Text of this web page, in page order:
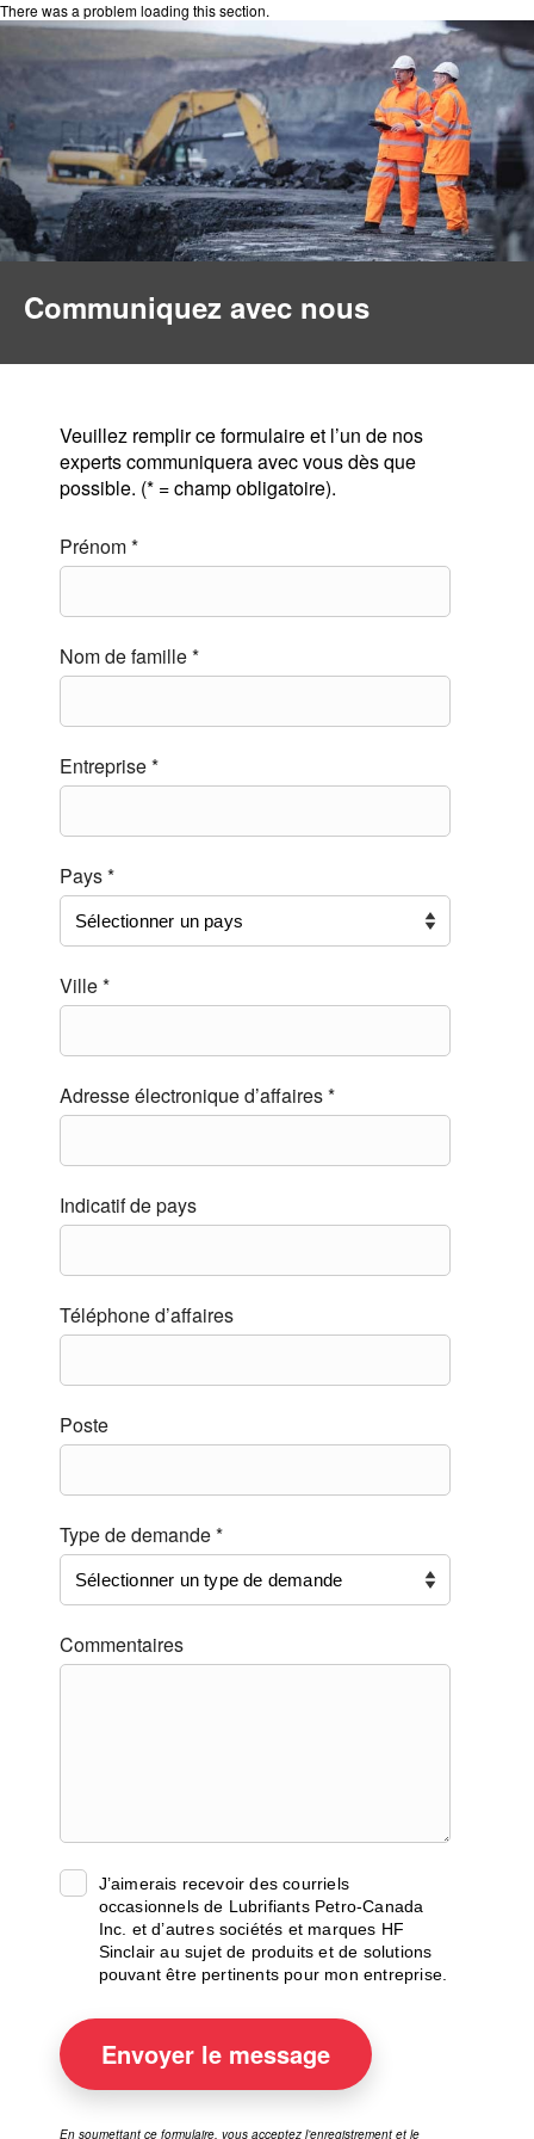
There was a problem loading this section.
Communiquez avec nous
Veuillez remplir ce formulaire et l’un de nos
experts communiquera avec vous dès que
possible. (* = champ obligatoire).
Prénom *
Nom de famille *
Entreprise *
Pays *
Ville *
Adresse électronique d’affaires *
Indicatif de pays
Téléphone d’affaires
Poste
Type de demande *
Commentaires
J’aimerais recevoir des courriels
occasionnels de Lubrifiants Petro-Canada
Inc. et d’autres sociétés et marques HF
Sinclair au sujet de produits et de solutions
pouvant être pertinents pour mon entreprise.
Envoyer le message
En soumettant ce formulaire, vous acceptez l’enregistrement et le